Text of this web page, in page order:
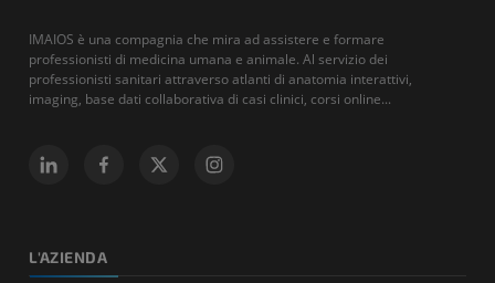
IMAIOS è una compagnia che mira ad assistere e formare
professionisti di medicina umana e animale. Al servizio dei
professionisti sanitari attraverso atlanti di anatomia interattivi,
imaging, base dati collaborativa di casi clinici, corsi online...
L'AZIENDA